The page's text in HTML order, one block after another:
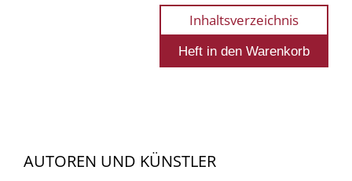
Inhaltsverzeichnis
AUTOREN UND KÜNSTLER